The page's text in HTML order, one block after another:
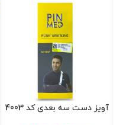
آویز دست سه بعدی کد 4003